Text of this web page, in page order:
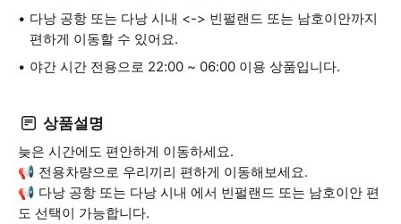
다낭 공항 또는 다낭 시내 <-> 빈펄랜드 또는 남호이안까지
편하게 이동할 수 있어요.
야간 시간 전용으로 22:00 ~ 06:00 이용 상품입니다.
상품설명
늦은 시간에도 편안하게 이동하세요.
📢 전용차량으로 우리끼리 편하게 이동해보세요.
📢 다낭 공항 또는 다낭 시내 에서 빈펄랜드 또는 남호이안 편
도 선택이 가능합니다.